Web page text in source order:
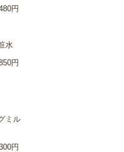
円
水
円
ミル
円